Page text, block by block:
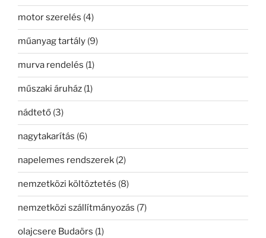
motor szerelés (4)
műanyag tartály (9)
murva rendelés (1)
műszaki áruház (1)
nádtető (3)
nagytakarítás (6)
napelemes rendszerek (2)
nemzetközi költöztetés (8)
nemzetközi szállítmányozás (7)
olajcsere Budaörs (1)